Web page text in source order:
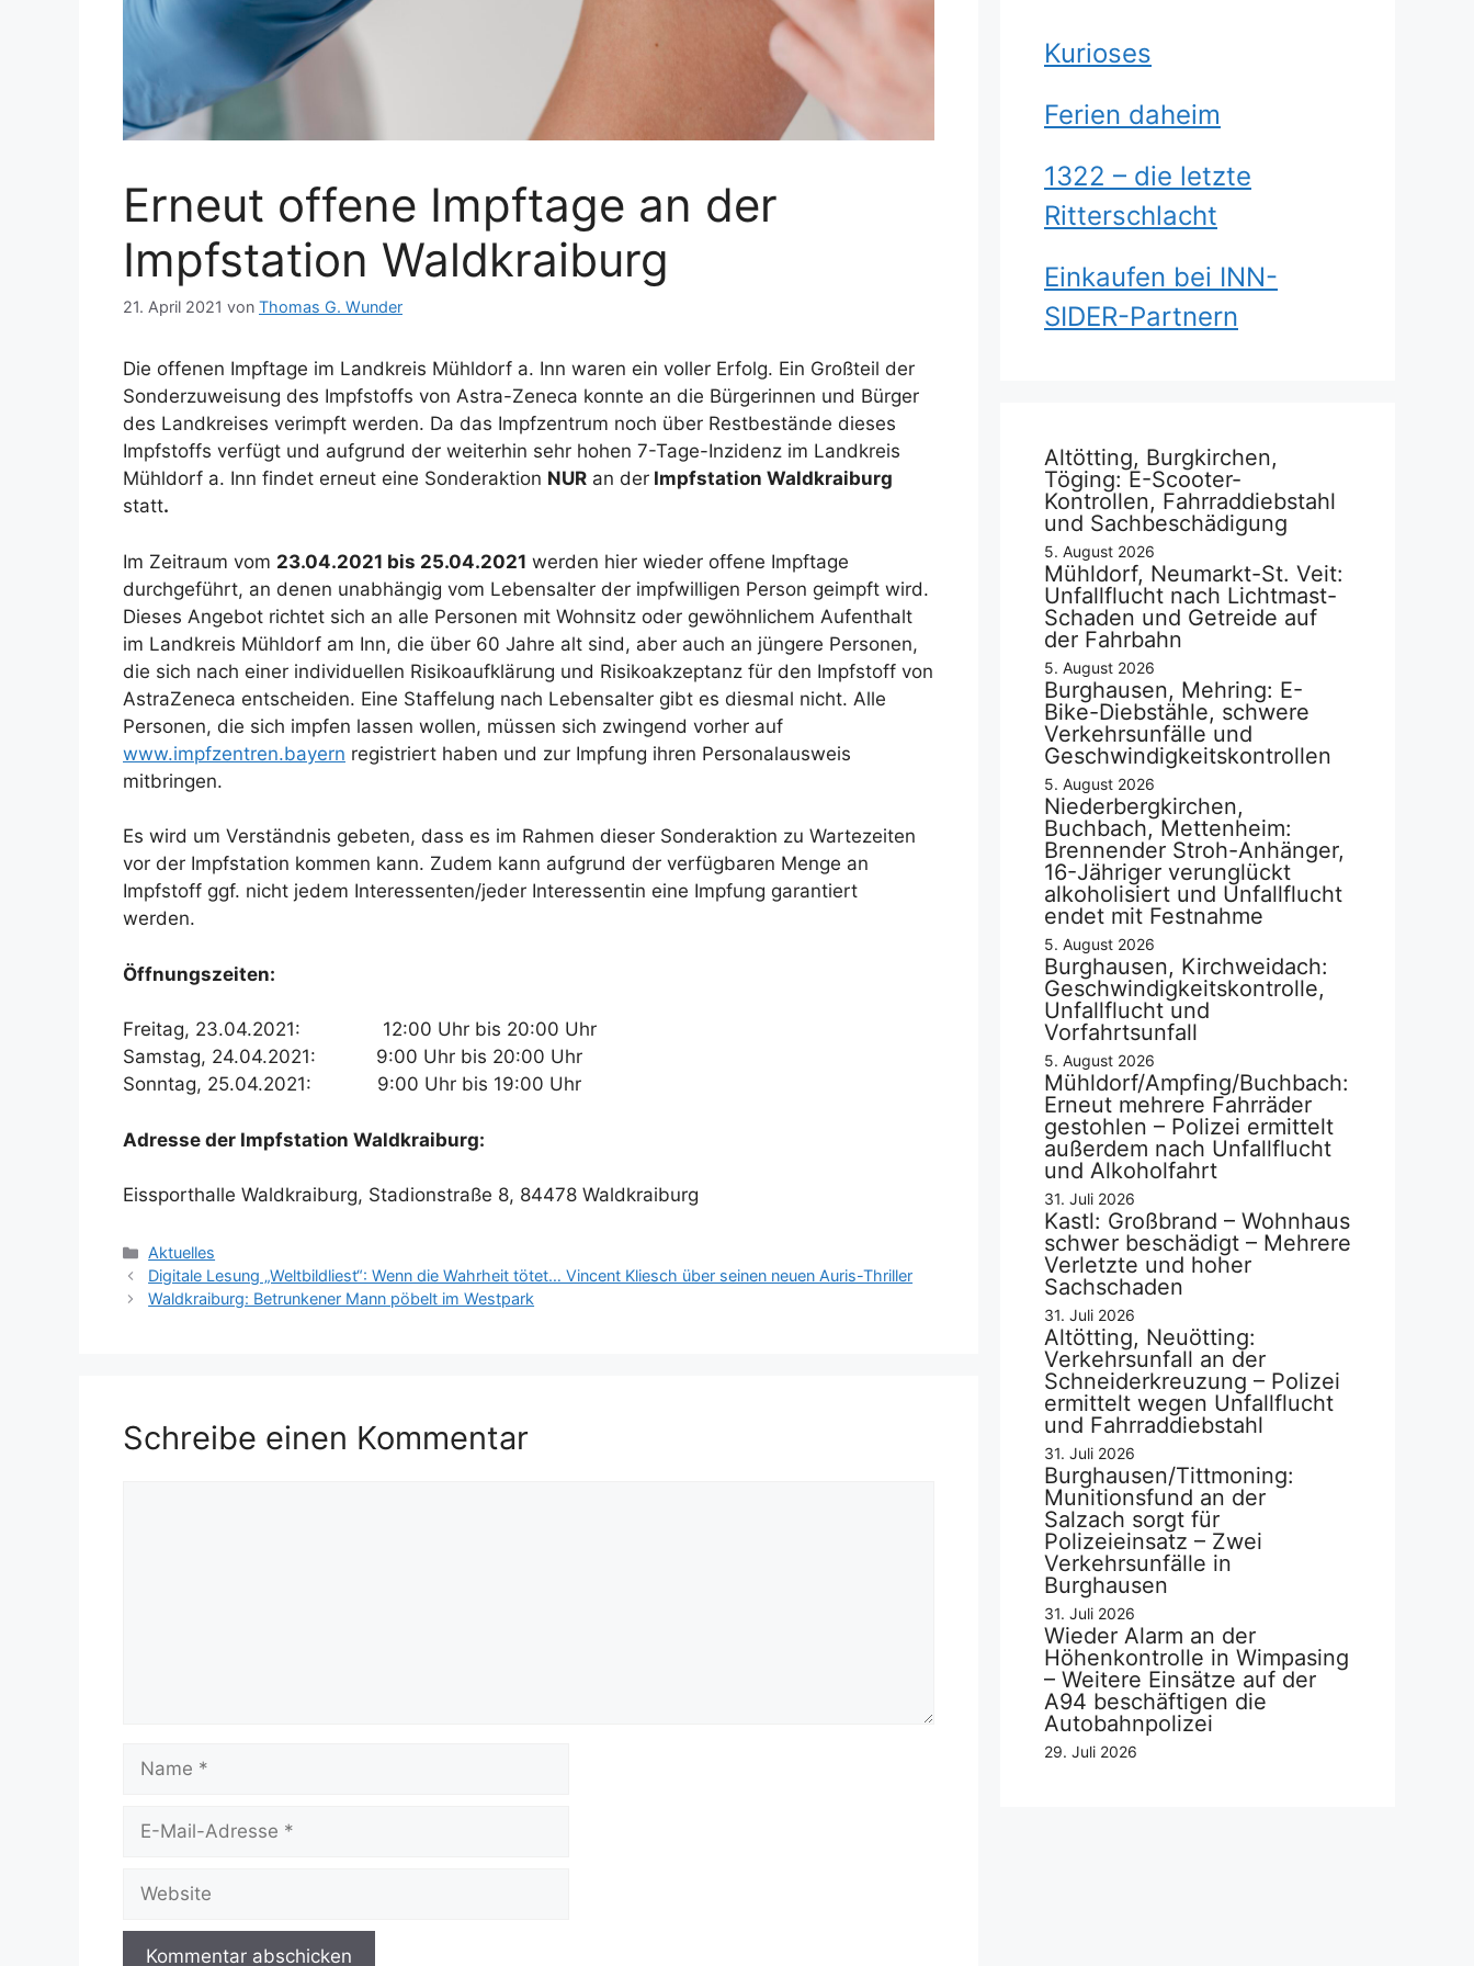
Erneut offene Impftage an der
Impfstation Waldkraiburg
21. April 2021 von Thomas G. Wunder
Die offenen Impftage im Landkreis Mühldorf a. Inn waren ein voller Erfolg. Ein Großteil der
Sonderzuweisung des Impfstoffs von Astra-Zeneca konnte an die Bürgerinnen und Bürger
des Landkreises verimpft werden. Da das Impfzentrum noch über Restbestände dieses
Impfstoffs verfügt und aufgrund der weiterhin sehr hohen 7-Tage-Inzidenz im Landkreis
Mühldorf a. Inn findet erneut eine Sonderaktion NUR an der Impfstation Waldkraiburg
statt.
Im Zeitraum vom 23.04.2021 bis 25.04.2021 werden hier wieder offene Impftage
durchgeführt, an denen unabhängig vom Lebensalter der impfwilligen Person geimpft wird.
Dieses Angebot richtet sich an alle Personen mit Wohnsitz oder gewöhnlichem Aufenthalt
im Landkreis Mühldorf am Inn, die über 60 Jahre alt sind, aber auch an jüngere Personen,
die sich nach einer individuellen Risikoaufklärung und Risikoakzeptanz für den Impfstoff von
AstraZeneca entscheiden. Eine Staffelung nach Lebensalter gibt es diesmal nicht. Alle
Personen, die sich impfen lassen wollen, müssen sich zwingend vorher auf
www.impfzentren.bayern registriert haben und zur Impfung ihren Personalausweis
mitbringen.
Es wird um Verständnis gebeten, dass es im Rahmen dieser Sonderaktion zu Wartezeiten
vor der Impfstation kommen kann. Zudem kann aufgrund der verfügbaren Menge an
Impfstoff ggf. nicht jedem Interessenten/jeder Interessentin eine Impfung garantiert
werden.
Öffnungszeiten:
Freitag, 23.04.2021: 12:00 Uhr bis 20:00 Uhr
Samstag, 24.04.2021: 9:00 Uhr bis 20:00 Uhr
Sonntag, 25.04.2021: 9:00 Uhr bis 19:00 Uhr
Adresse der Impfstation Waldkraiburg:
Eissporthalle Waldkraiburg, Stadionstraße 8, 84478 Waldkraiburg
Kategorien
Aktuelles
Digitale Lesung „Weltbildliest“: Wenn die Wahrheit tötet… Vincent Kliesch über seinen neuen Auris-Thriller
Waldkraiburg: Betrunkener Mann pöbelt im Westpark
Schreibe einen Kommentar
Name
Website
Kurioses
Ferien daheim
1322 – die letzte
Ritterschlacht
Einkaufen bei INN-
SIDER-Partnern
Altötting, Burgkirchen,
Töging: E-Scooter-
Kontrollen, Fahrraddiebstahl
und Sachbeschädigung
5. August 2026
Mühldorf, Neumarkt-St. Veit:
Unfallflucht nach Lichtmast-
Schaden und Getreide auf
der Fahrbahn
5. August 2026
Burghausen, Mehring: E-
Bike-Diebstähle, schwere
Verkehrsunfälle und
Geschwindigkeitskontrollen
5. August 2026
Niederbergkirchen,
Buchbach, Mettenheim:
Brennender Stroh-Anhänger,
16-Jähriger verunglückt
alkoholisiert und Unfallflucht
endet mit Festnahme
5. August 2026
Burghausen, Kirchweidach:
Geschwindigkeitskontrolle,
Unfallflucht und
Vorfahrtsunfall
5. August 2026
Mühldorf/Ampfing/Buchbach:
Erneut mehrere Fahrräder
gestohlen – Polizei ermittelt
außerdem nach Unfallflucht
und Alkoholfahrt
31. Juli 2026
Kastl: Großbrand – Wohnhaus
schwer beschädigt – Mehrere
Verletzte und hoher
Sachschaden
31. Juli 2026
Altötting, Neuötting:
Verkehrsunfall an der
Schneiderkreuzung – Polizei
ermittelt wegen Unfallflucht
und Fahrraddiebstahl
31. Juli 2026
Burghausen/Tittmoning:
Munitionsfund an der
Salzach sorgt für
Polizeieinsatz – Zwei
Verkehrsunfälle in
Burghausen
31. Juli 2026
Wieder Alarm an der
Höhenkontrolle in Wimpasing
– Weitere Einsätze auf der
A94 beschäftigen die
Autobahnpolizei
29. Juli 2026